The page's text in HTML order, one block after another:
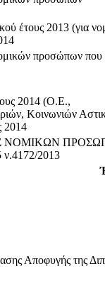
έτους 2013 (για
προσώπων που
2014 (Ο.Ε.,
Κοινωνιών
2014
ΝΟΜΙΚΩΝ
2013
Αποφυγής της